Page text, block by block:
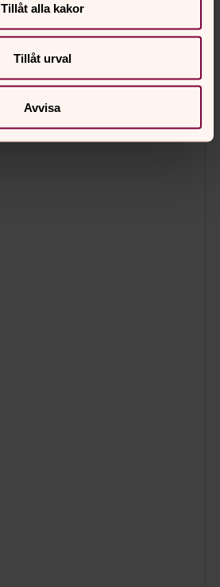
Tillåt alla kakor
Tillåt urval
Avvisa